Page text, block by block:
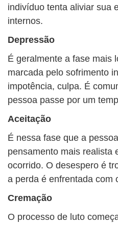
indivíduo tenta aliviar sua
internos.
Depressão
É geralmente a fase mais
marcada pelo sofrimento
impotência, culpa. É
pessoa passe por um
Aceitação
É nessa fase que a
pensamento mais realista
ocorrido. O desespero é
a perda é enfrentada com
Cremação
O processo de luto